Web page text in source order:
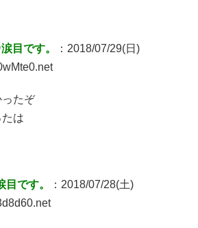
目です。
：2018/07/29(日)
たぞ
は
です。
：2018/07/28(土)